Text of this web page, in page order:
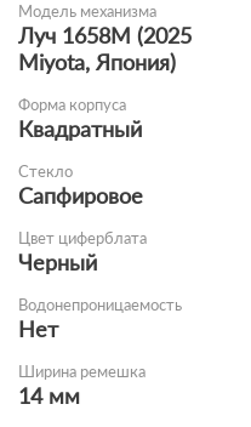
Модель механизма
Луч 1658M (2025
Miyota, Япония)
Форма корпуса
Квадратный
Стекло
Сапфировое
Цвет циферблата
Черный
Водонепроницаемость
Нет
Ширина ремешка
14 мм